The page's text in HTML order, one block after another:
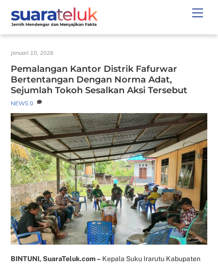
content
Januari 10, 2026
Pemalangan Kantor Distrik Fafurwar
Bertentangan Dengan Norma Adat,
Sejumlah Tokoh Sesalkan Aksi Tersebut
NEWS 0
BINTUNI, SuaraTeluk.com – Kepala Suku Irarutu Kabupaten